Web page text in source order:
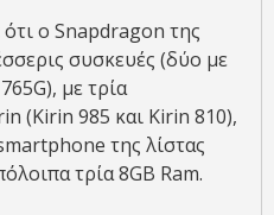
o Snapdragon της
συσκευές (δύο με
με τρία
(Kirin 985 και Kirin 810),
της λίστας
τρία 8GB Ram.